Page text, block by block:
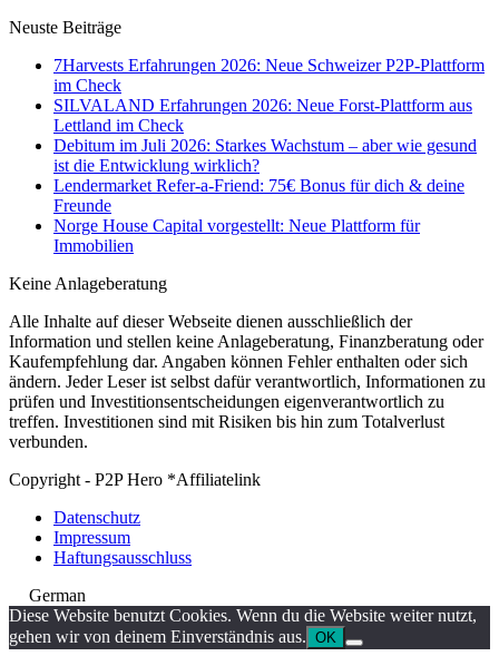
Neuste Beiträge
7Harvests Erfahrungen 2026: Neue Schweizer P2P-Plattform
im Check
SILVALAND Erfahrungen 2026: Neue Forst-Plattform aus
Lettland im Check
Debitum im Juli 2026: Starkes Wachstum – aber wie gesund
ist die Entwicklung wirklich?
Lendermarket Refer-a-Friend: 75€ Bonus für dich & deine
Freunde
Norge House Capital vorgestellt: Neue Plattform für
Immobilien
Keine Anlageberatung
Alle Inhalte auf dieser Webseite dienen ausschließlich der
Information und stellen keine Anlageberatung, Finanzberatung oder
Kaufempfehlung dar. Angaben können Fehler enthalten oder sich
ändern. Jeder Leser ist selbst dafür verantwortlich, Informationen zu
prüfen und Investitionsentscheidungen eigenverantwortlich zu
treffen. Investitionen sind mit Risiken bis hin zum Totalverlust
verbunden.
Copyright - P2P Hero *Affiliatelink
Datenschutz
Impressum
Haftungsausschluss
German
Diese Website benutzt Cookies. Wenn du die Website weiter nutzt,
gehen wir von deinem Einverständnis aus. OK